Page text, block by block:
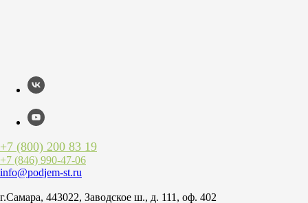
+7 (800) 200 83 19
+7 (846) 990-47-06
info@podjem-st.ru
г.Самара, 443022, Заводское ш., д. 111, оф. 402